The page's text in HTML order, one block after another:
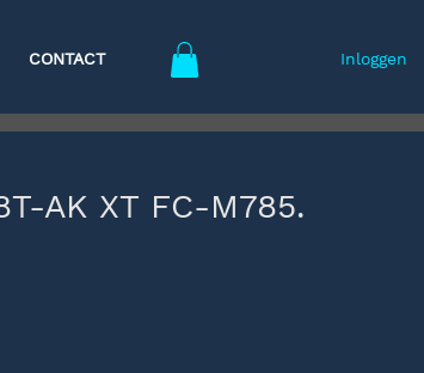
CONTACT Inloggen
AK XT FC-M785.